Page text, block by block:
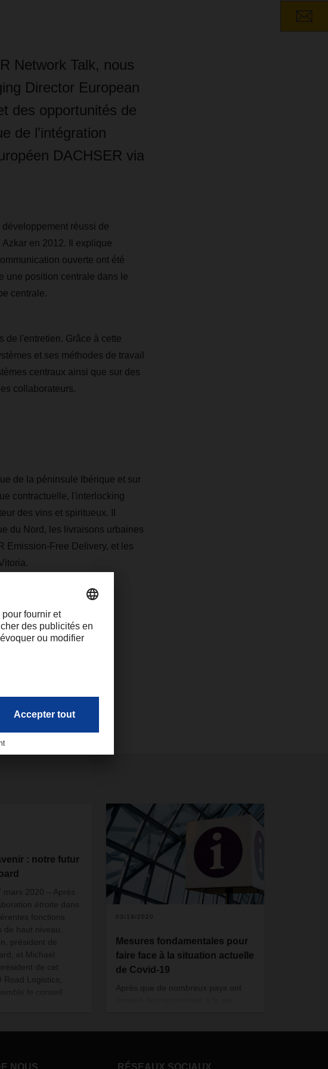
Network Talk, nous
Director European
des opportunités de
de l'intégration
DACHSER via
réussi de
en 2012. Il explique
ouverte ont été
une position centrale dans le
centrale.
de l'entretien. Grâce à cette
et ses méthodes de travail
centraux ainsi que sur des
collaborateurs.
de la péninsule Ibérique et sur
contractuelle, l'interlocking
des vins et spiritueux. Il
du Nord, les livraisons urbaines
Emission-Free Delivery, et les
podcast.
: notre futur
2020 – Après
étroite dans
fonctions
haut niveau,
président de
et Michael
de cet
Logistics,
la fonction de
03/19/2020
Mesures fondamentales pour
faire face à la situation actuelle
de Covid-19
Après que de nombreux pays ont
nombre de défis en raison de la
NOUS RÉSEAUX SOCIAUX